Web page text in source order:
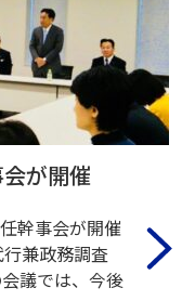
が開催
幹事会が開催
兼政務調査
議では、今後